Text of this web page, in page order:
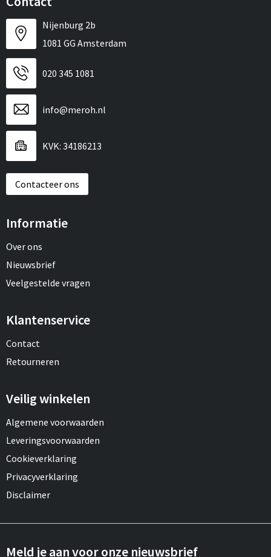
Nijenburg 2b
1081 GG Amsterdam
020 345 1081
info@meroh.nl
KVK: 34186213
Contacteer ons
Informatie
Over ons
Nieuwsbrief
Veelgestelde vragen
Klantenservice
Contact
Retourneren
Veilig winkelen
Algemene voorwaarden
Leveringsvoorwaarden
Cookieverklaring
Privacyverklaring
Disclaimer
Meld je aan voor onze nieuwsbrief